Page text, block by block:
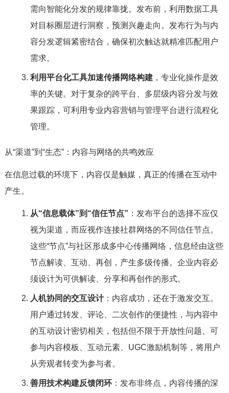
需向智能化分发的规律靠拢。发布前，利用数据工具
对目标圈层进行洞察，预测兴趣走向。发布行为与内
容分发逻辑紧密结合，确保初次触达就精准匹配用户
需求。
利用平台化工具加速传播网络构建，专业化操作是效
率的关键。对于复杂的跨平台、多层级内容分发与效
果跟踪，可利用专业内容营销与管理平台进行流程化
管理。
从“渠道”到“生态”：内容与网络的共鸣效应
在信息过载的环境下，内容仅是触媒，真正的传播在互动中
产生。
从“信息载体”到“信任节点” ：发布平台的选择不应仅
视为渠道，而应视作连接社群网络的不同信任节点。
这些“节点”与社区形成多中心传播网络，信息经由这些
节点解读、互动、再创，产生多级传播。企业内容必
须设计为可供解读、分享和再创作的形式。
人机协同的交互设计：内容成功，还在于激发交互。
用户通过转发、评论、二次创作的便捷性，与内容中
的互动设计密切相关，包括但不限于开放性问题、可
参与内容模板、互动元素、UGC激励机制等，将用户
从旁观者转变为参与者。
善用技术构建反馈闭环：发布非终点，内容传播的深